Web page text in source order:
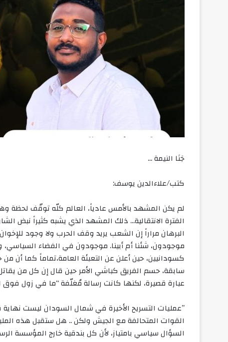
جَنَا النيمة …
كتب/علاءالدين يوسف:
لم يكن المشهد بالأمس عادياً، العالم كلّه توقّف لحظة
الفترة الانتقالية… ذلك المشهد الذي يشبه كثيراً نبض
البرهان مراراً إن الشعب يريد وقف الحرب ولا وجود
موجودون، شئنا أم أبينا. موجودون في الفضاء
كسودانيين، حين أعلن عن التعبئة العامة،تماماً كما أن
سابقة، حسم الفريق كباشي الأمر حين قال إن كل من
عبارة قصيرة، لكنها كانت رسالة مُغلّفة “ما في زول
”عمليات التسريح الأخيرة في شمال السودان ليست
القوات المتحالفة مع الجيش ولكن .. هل ستقبل هذه
السؤال سياسي بامتياز، لأن كل بندقية خارج المؤسسة